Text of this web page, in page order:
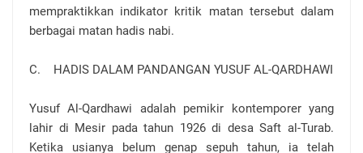
mempraktikkan indikator kritik matan tersebut dalam
berbagai matan hadis nabi.
C. HADIS DALAM PANDANGAN YUSUF AL-QARDHAWI
Yusuf Al-Qardhawi adalah pemikir kontemporer yang
lahir di Mesir pada tahun 1926 di desa Saft al-Turab.
Ketika usianya belum genap sepuh tahun, ia telah